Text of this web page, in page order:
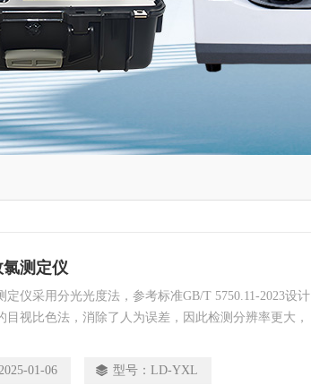
测定仪
定仪采用分光光度法，参考标准GB/T 5750.11-2023设计
目视比色法，消除了人为误差，因此检测分辨率更大，
01-06 型号： LD-YXL